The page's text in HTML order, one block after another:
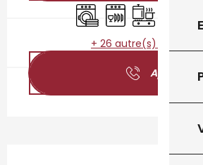
Lave lingeLave vaisselle
Plaque de
+ 26 autre(s)
Appeler